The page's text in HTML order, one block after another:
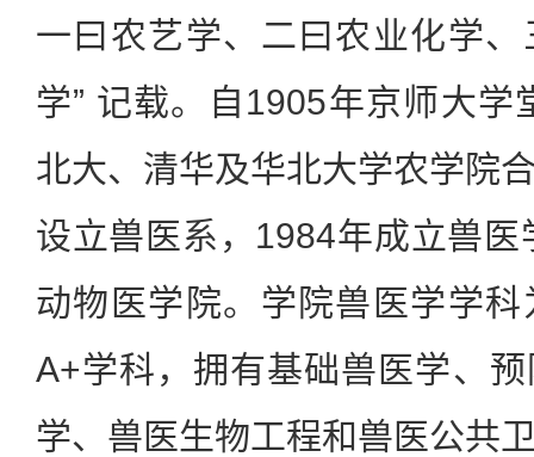
一曰农艺学、二曰农业化学
学” 记载。自1905年京师大学
北大、清华及华北大学农学院
设立兽医系，1984年成立兽
动物医学院。学院兽医学学
A+学科，拥有基础兽医学、
学、兽医生物工程和兽医公共